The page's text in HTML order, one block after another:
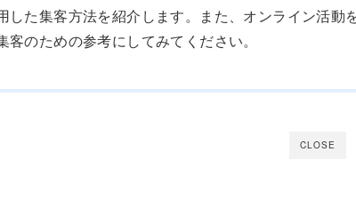
た集客方法を紹介します。また、オンライン活動
客のための参考にしてみてください。
CLOSE